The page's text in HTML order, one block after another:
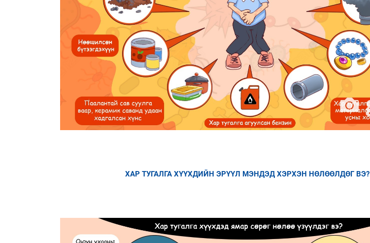
ХАР ТУГАЛГА ХҮҮХДИЙН ЭРҮҮЛ МЭНДЭД ХЭРХЭН НӨЛӨӨЛДӨГ ВЭ?